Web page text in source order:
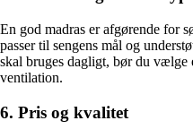
En god madras er afgørende for
passer til sengens mål og
skal bruges dagligt, bør du vælge
ventilation.
6. Pris og kvalitet